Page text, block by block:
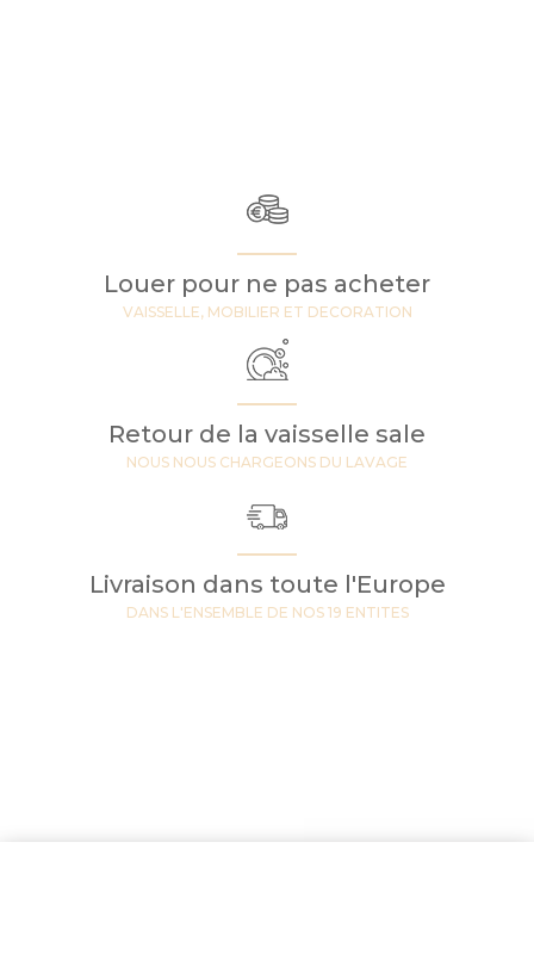
Louer pour ne pas acheter
VAISSELLE, MOBILIER ET DECORATION
Retour de la vaisselle sale
NOUS NOUS CHARGEONS DU LAVAGE
Livraison dans toute l'Europe
DANS L'ENSEMBLE DE NOS 19 ENTITES